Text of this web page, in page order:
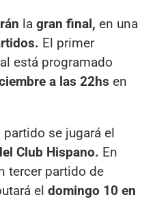
la gran final, en una
El primer
está programado
a las 22hs en
se jugará el
Club Hispano. En
tercer partido de
el domingo 10 en